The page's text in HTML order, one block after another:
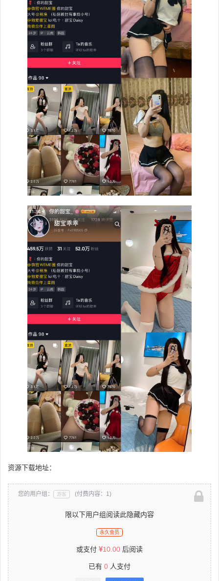
资源下载地址：
您的用户组： 游客 (付费内容：1)
限以下用户组阅读此隐藏内容
永久会员
或支付 10.00 后阅读
已有 0 人支付